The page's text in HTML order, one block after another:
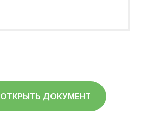
ОТКРЫТЬ ДОКУМЕНТ